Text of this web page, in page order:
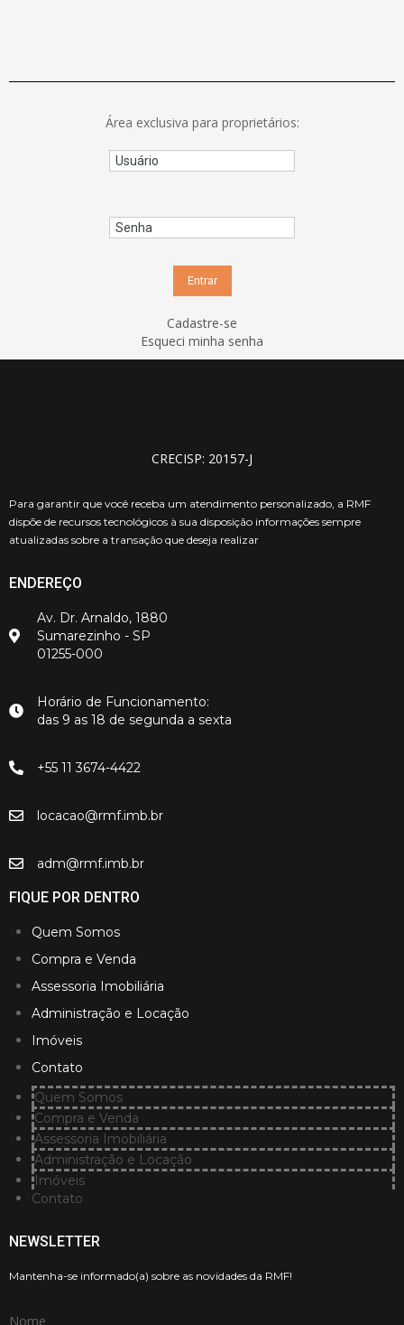
Área exclusiva para proprietários:
Cadastre-se
Esqueci minha senha
CRECISP: 20157-J
Para garantir que você receba um atendimento personalizado, a RMF
dispõe de recursos tecnológicos à sua disposição informações sempre
atualizadas sobre a transação que deseja realizar
ENDEREÇO
Av. Dr. Arnaldo, 1880
Sumarezinho - SP
01255-000
Horário de Funcionamento:
das 9 as 18 de segunda a sexta
+55 11 3674-4422
locacao@rmf.imb.br
adm@rmf.imb.br
FIQUE POR DENTRO
Quem Somos
Compra e Venda
Assessoria Imobiliária
Administração e Locação
Imóveis
Contato
Quem Somos
Compra e Venda
Assessoria Imobiliária
Administração e Locação
Imóveis
Contato
NEWSLETTER
Mantenha-se informado(a) sobre as novidades da RMF!
Nome